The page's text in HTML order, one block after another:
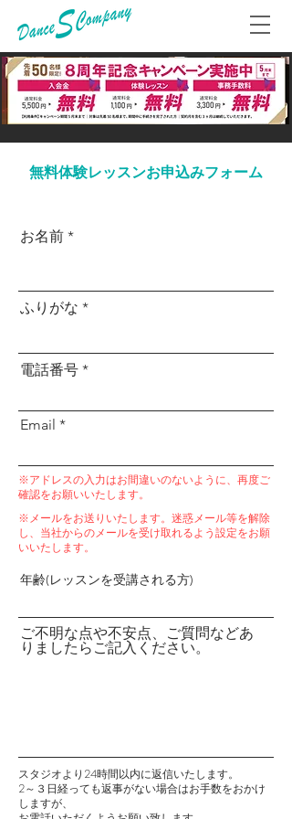
無料体験レッスンお申込みフォーム
お名前
ふりがな
電話番号
Email
※アドレスの入力はお間違いのないように、再度ご
確認をお願いいたします。
※メールをお送りいたします。迷惑メール等を解除
し、当社からのメールを受け取れるよう設定をお願
いいたします。
年齢(レッスンを受講される方)
ご不明な点や不安点、ご質問などあ
りましたらご記入ください。
スタジオより24時間以内に返信いたします。
2～３日経っても返事がない場合はお手数をおかけ
しますが、